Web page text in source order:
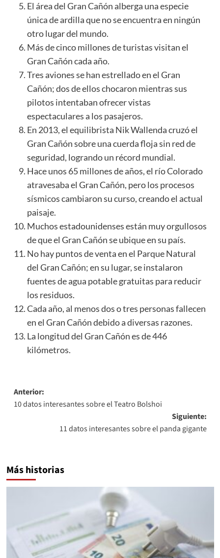
El área del Gran Cañón alberga una especie
única de ardilla que no se encuentra en ningún
otro lugar del mundo.
Más de cinco millones de turistas visitan el
Gran Cañón cada año.
Tres aviones se han estrellado en el Gran
Cañón; dos de ellos chocaron mientras sus
pilotos intentaban ofrecer vistas
espectaculares a los pasajeros.
En 2013, el equilibrista Nik Wallenda cruzó el
Gran Cañón sobre una cuerda floja sin red de
seguridad, logrando un récord mundial.
Hace unos 65 millones de años, el río Colorado
atravesaba el Gran Cañón, pero los procesos
sísmicos cambiaron su curso, creando el actual
paisaje.
Muchos estadounidenses están muy orgullosos
de que el Gran Cañón se ubique en su país.
No hay puntos de venta en el Parque Natural
del Gran Cañón; en su lugar, se instalaron
fuentes de agua potable gratuitas para reducir
los residuos.
Cada año, al menos dos o tres personas fallecen
en el Gran Cañón debido a diversas razones.
La longitud del Gran Cañón es de 446
kilómetros.
Navegación
de
entradas
Anterior:
10 datos interesantes sobre el Teatro Bolshoi
Siguiente:
11 datos interesantes sobre el panda gigante
Más historias